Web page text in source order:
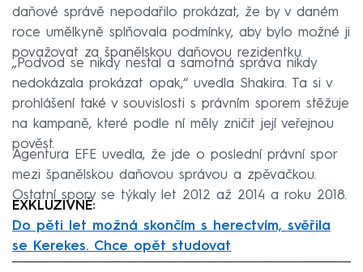
daňové správě nepodařilo prokázat, že by v daném
roce umělkyně splňovala podmínky, aby bylo možné ji
považovat za španělskou daňovou rezidentku.
„Podvod se nikdy nestal a samotná správa nikdy
nedokázala prokázat opak,“ uvedla Shakira. Ta si v
prohlášení také v souvislosti s právním sporem stěžuje
na kampaně, které podle ní měly zničit její veřejnou
pověst.
Agentura EFE uvedla, že jde o poslední právní spor
mezi španělskou daňovou správou a zpěvačkou.
Ostatní spory se týkaly let 2012 až 2014 a roku 2018.
EXKLUZIVNĚ:
Do pěti let možná skončím s herectvím, svěřila
se Kerekes. Chce opět studovat